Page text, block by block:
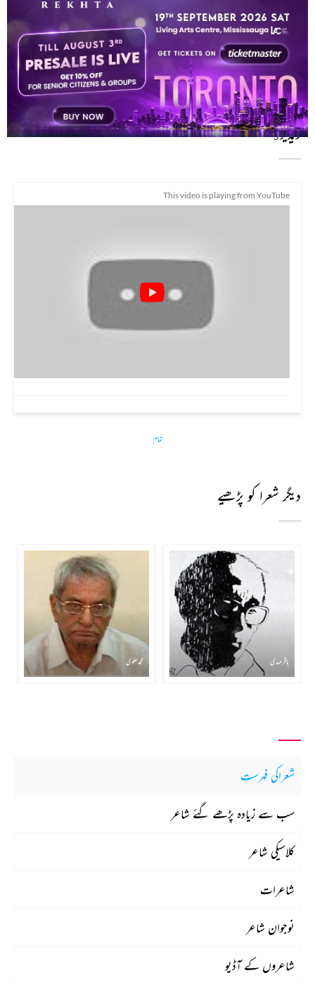
ہر طرف تھی خاموشی اور ایسی خاموشی رات اپنے سائے سے ہم بھی ڈر کے روئے تھے
مری ہی بات سنتی ہے مجھی سے
ویڈیو3
This video is playing from YouTube
تمام
دیگر شعرا کو پڑھیے
باقر مہدی محمد علوی
شعراکی فہرست
سب سے زیادہ پڑھے گئے شاعر
کلاسیکی شاعر
شاعرات
نوجوان شاعر
شاعروں کے آڈیو